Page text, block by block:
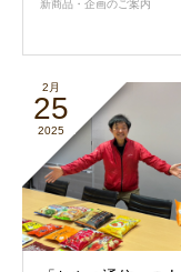
新商品・企画のご案内
2月
25
2025